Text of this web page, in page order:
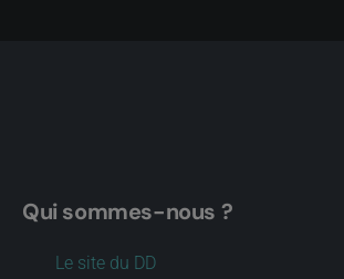
Qui sommes-nous ?
Le site du DD